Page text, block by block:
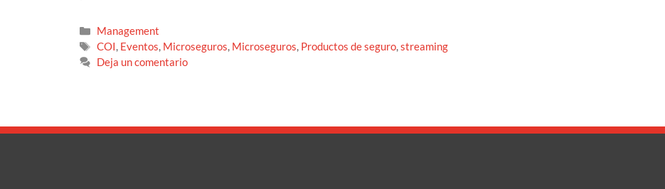
Management
COI, Eventos, Microseguros, Microseguros, Productos de seguro,streaming
Deja un comentario